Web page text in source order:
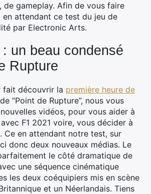
de gameplay. Afin de vous faire
en attendant ce test du jeu de
par Electronic Arts.
un beau condensé
Rupture
fait découvrir la première heure de
“Point de Rupture”, nous vous
vidéos, pour vous aider à
F1 2021 voire, vous décider à
Ce en attendant notre test, sur
donc deux nouveaux médias. Le
le côté dramatique de
une séquence cinématique
les deux coéquipiers mis en scène
et un Néerlandais. Tiens